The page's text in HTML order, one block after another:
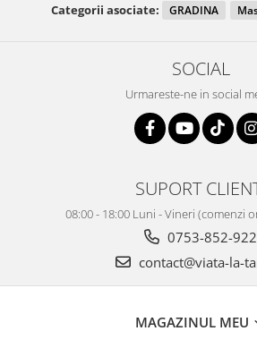
Categorii asociate: GRADINA
SOCIAL
Urmareste-ne in social
SUPORT
08:00 - 18:00 Luni - Vineri (comenzi
0753-852-922
contact@viata-la-
MAGAZINUL MEU